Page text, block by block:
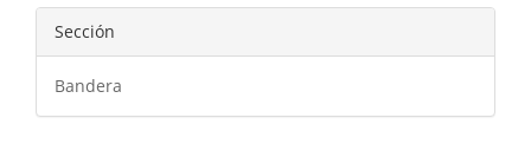
Sección
Bandera